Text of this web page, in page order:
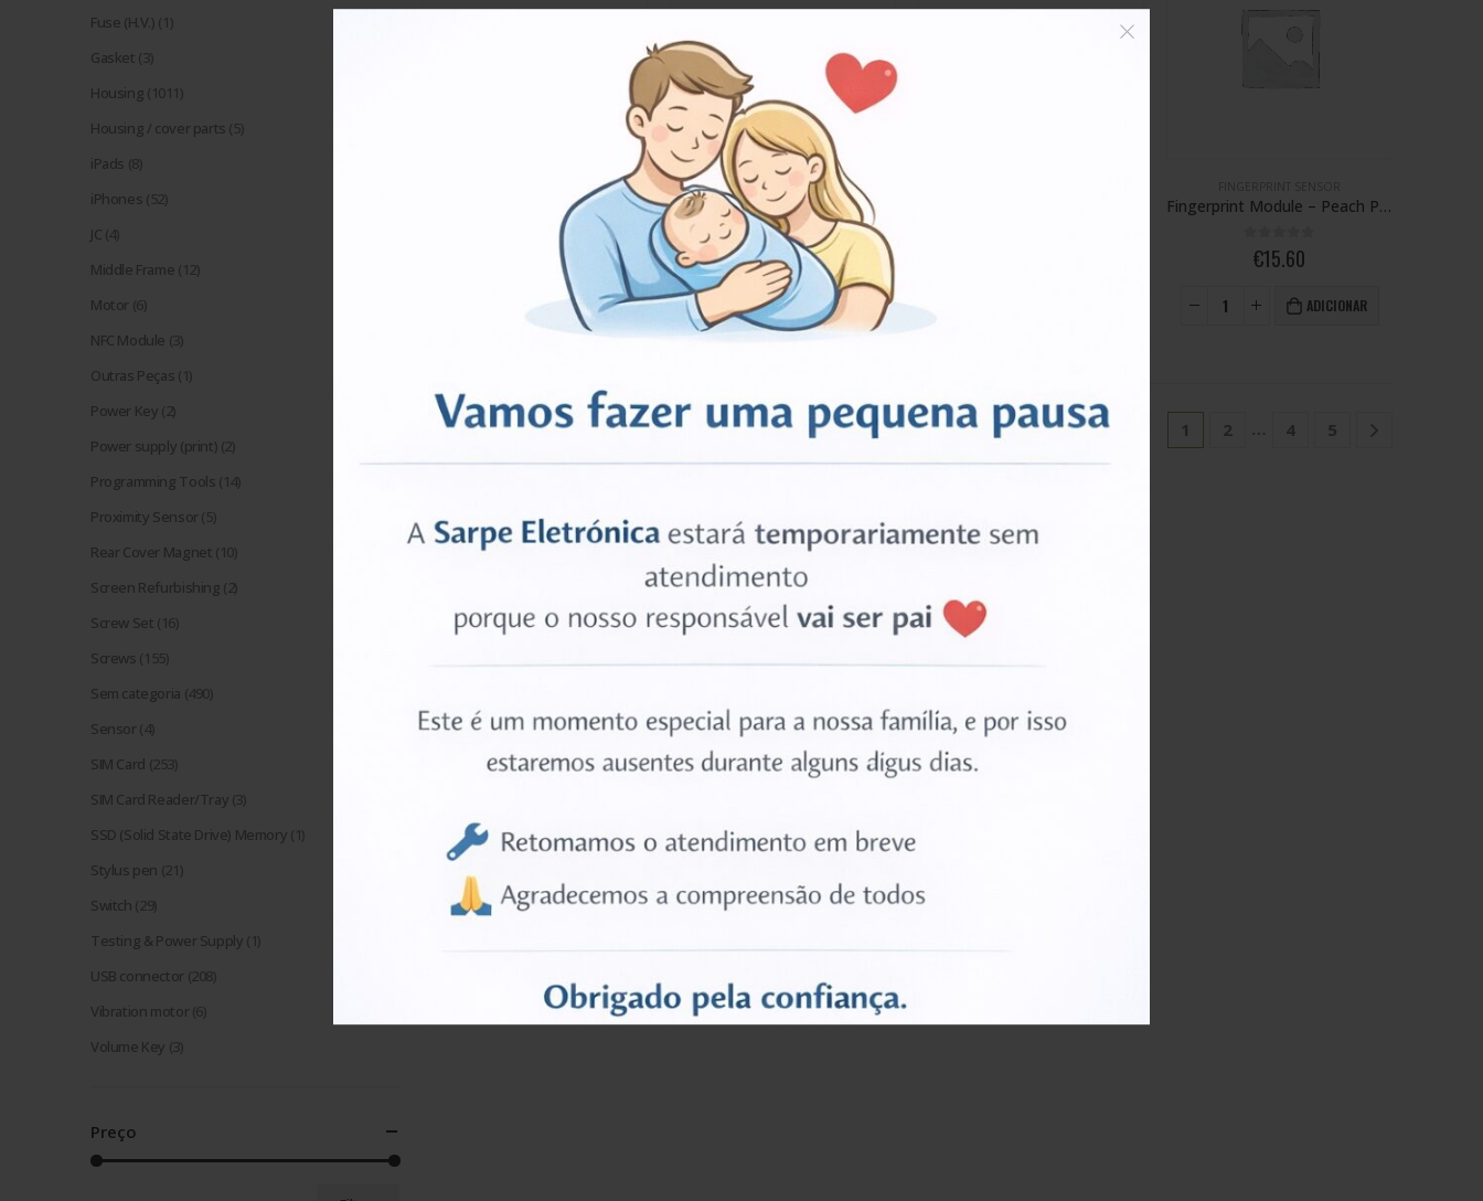
FINGERPRINT SENSOR
Fingerprint Module – Blue, Xiaomi Poco X3 GT
out of 5
ADICIONAR
FINGERPRINT SENSOR
0 out of 5
€15.60
ADICIONAR
Fingerprint Module – Peach Pink, Xiaomi Mi 11 Lite 5G NE
out of 5
€15.60
ADICIONAR
Mostrar: 1 2 … 4 5
Fuse (H.V.) (1)
Gasket (3)
Housing (1011)
Housing / cover parts (5)
iPads (8)
iPhones (52)
JC (4)
Middle Frame (12)
Motor (6)
NFC Module (3)
Outras Peças (1)
Power Key (2)
Power supply (print) (2)
Programming Tools (14)
Proximity Sensor(5)
Rear Cover Magnet (10)
Screen Refurbishing (2)
Screw Set (16)
Screws (155)
Sem categoria (490)
Sensor(4)
SIM Card (253)
SIM Card Reader/Tray (3)
SSD (Solid State Drive) Memory (1)
Stylus pen (21)
Switch (29)
Testing & Power Supply (1)
USB connector (208)
Vibration motor (6)
Volume Key (3)
Preço